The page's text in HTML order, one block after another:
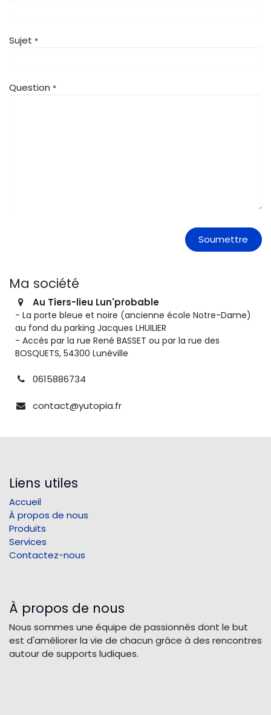
Sujet *
Question *
Soumettre
Ma société
Au Tiers-lieu Lun'probable
- La porte bleue et noire (ancienne école Notre-Dame)
au fond du parking Jacques LHUILIER
- Accès par la rue René BASSET ou par la rue des
BOSQUETS, 54300 Lunéville
0615886734
contact@yutopia.fr
Liens utiles
Accueil
À propos de nous
Produits
Services
Contactez-nous
À propos de nous
Nous sommes une équipe de passionnés dont le but
est d'améliorer la vie de chacun grâce à des rencontres
autour de supports ludiques.